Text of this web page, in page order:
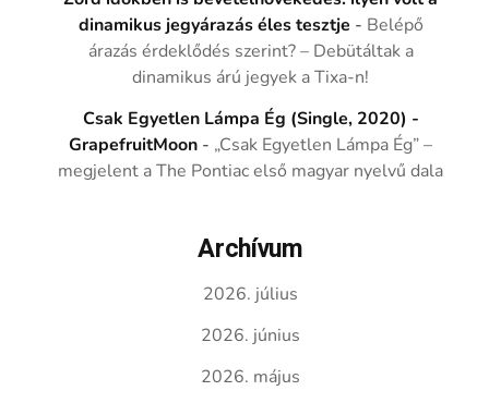
dinamikus jegyárazás éles tesztje - Belépő
árazás érdeklődés szerint? – Debütáltak a
dinamikus árú jegyek a Tixa-n!
Csak Egyetlen Lámpa Ég (Single, 2020) -
GrapefruitMoon - „Csak Egyetlen Lámpa Ég” –
megjelent a The Pontiac első magyar nyelvű dala
Archívum
2026. július
2026. június
2026. május